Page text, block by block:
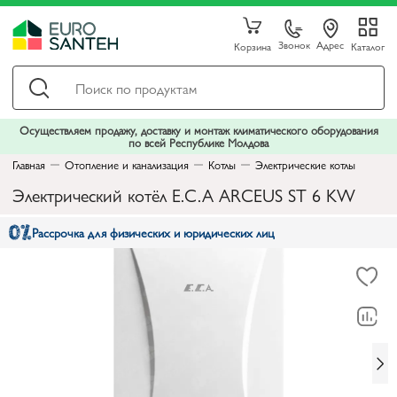
Корзина Звонок Адрес Каталог
Осуществляем продажу, доставку и монтаж климатического оборудования
по всей Республике Молдова
Главная
Отопление и канализация Котлы Электрические котлы
Электрический котёл E.C.A ARCEUS ST 6 KW
Рассрочка для физических и юридических лиц